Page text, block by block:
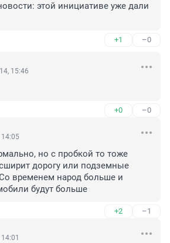
этой инициативе уже дали
+1 –0
15:46
+0 –0
14:05
но с пробкой то тоже
дорогу или подземные
временем народ больше и
будут больше
+2 –1